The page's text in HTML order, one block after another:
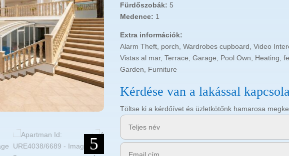
5
Fürdőszobák: 5
Medence: 1
Extra információk:
Alarm Theft, porch, Wardrobes cupboard, Video
Vistas al mar, Terrace, Garage, Pool Own, Heating,
Garden, Furniture
Kérdése van a lakással
Töltse ki a kérdőívet és üzletkötőnk hamarosa